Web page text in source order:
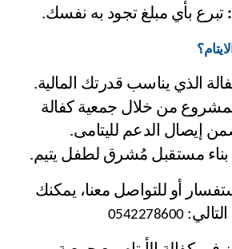
تبرع بأي مبلغ تجود به نفسك.
الذي يناسب قدرتك المالية.
إيصال الدعم لليتامى.
مستقبل مُشرق لطفل يتيم.
التالي: 0542278600